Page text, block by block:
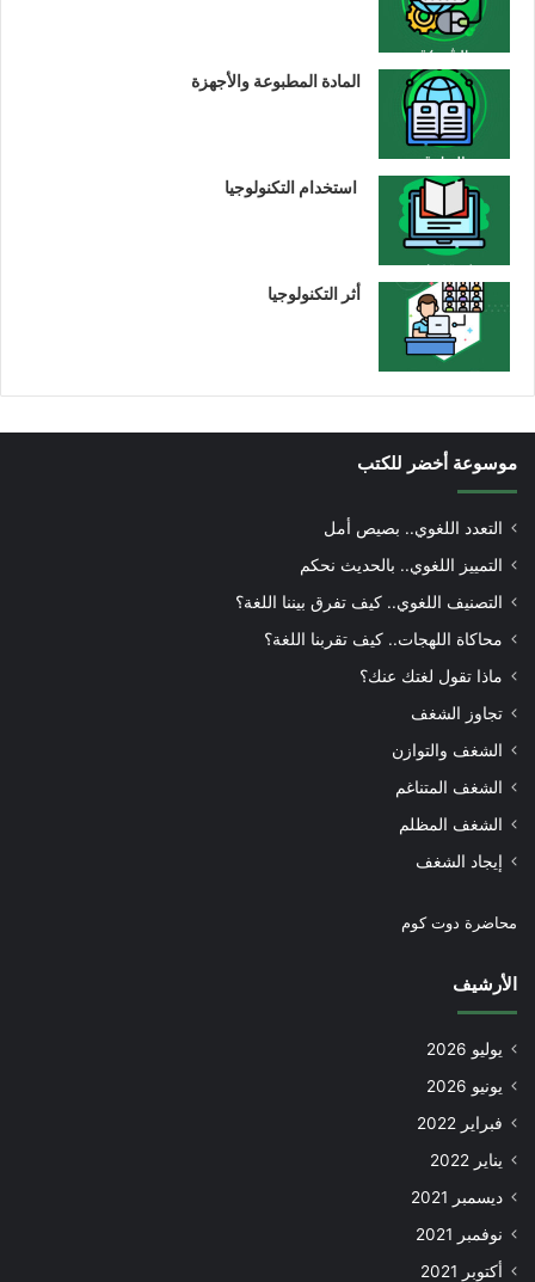
المادة المطبوعة والأجهزة
استخدام التكنولوجيا
أثر التكنولوجيا
موسوعة أخضر للكتب
التعدد اللغوي.. بصيص أمل
التمييز اللغوي.. بالحديث نحكم
التصنيف اللغوي.. كيف تفرق بيننا اللغة؟
محاكاة اللهجات.. كيف تقربنا اللغة؟
ماذا تقول لغتك عنك؟
تجاوز الشغف
الشغف والتوازن
الشغف المتناغم
الشغف المظلم
إيجاد الشغف
محاضرة دوت كوم
الأرشيف
يوليو 2026
يونيو 2026
فبراير 2022
يناير 2022
ديسمبر 2021
نوفمبر 2021
أكتوبر 2021